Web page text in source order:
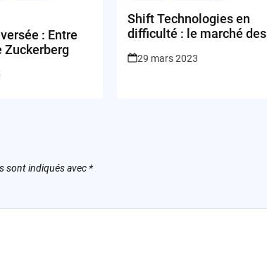
: Entre
Zuckerberg
Shift Technologies en
difficulté : le marché des
ligne est-il menacé ?
29 mars 2023
sont indiqués avec *